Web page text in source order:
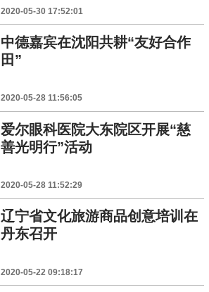
2020-05-30 17:52:01
中德嘉宾在沈阳共耕“友好合作
田”
2020-05-28 11:56:05
爱尔眼科医院大东院区开展“慈
善光明行”活动
2020-05-28 11:52:29
辽宁省文化旅游商品创意培训在
丹东召开
2020-05-22 09:18:17